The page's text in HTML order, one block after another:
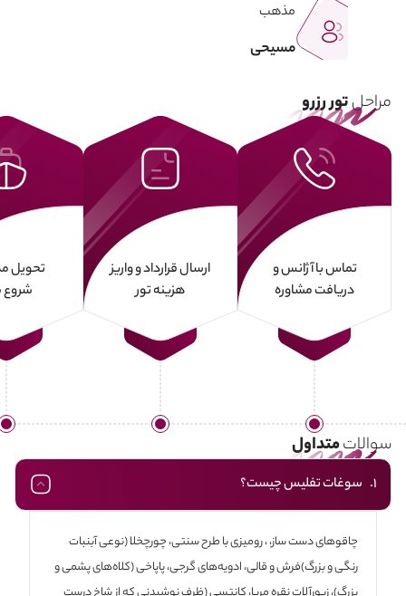
مذهب
مسیحی
مراحلتور رزرو
تماس با آژانس و
دریافت مشاوره
ارسال قرارداد و واریز
هزینه تور
تحویل
شروع
سوالاتمتداول
1. سوغات تفلیس چیست؟
چاقوهای دست ساز، ، رومیزی با طرح سنتی، چورچخلا (نوعی آبنبات
رنگی و بزرگ)فرش و قالی، ادویه‌های گرجی، پاپاخی (کلاه‌های پشمی و